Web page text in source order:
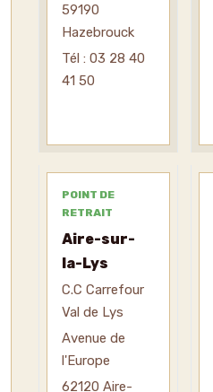
59190
Hazebrouck
Tél : 03 28 40
41 50
POINT DE
RETRAIT
Aire-sur-
la-Lys
C.C Carrefour
Val de Lys
Avenue de
l'Europe
62120 Aire-